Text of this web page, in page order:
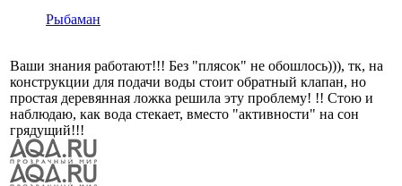
Рыбаман
Ваши знания работают!!! Без "плясок" не обошлось))), тк, на
конструкции для подачи воды стоит обратный клапан, но
простая деревянная ложка решила эту проблему! !! Стою и
наблюдаю, как вода стекает, вместо "активности" на сон
грядущий!!!